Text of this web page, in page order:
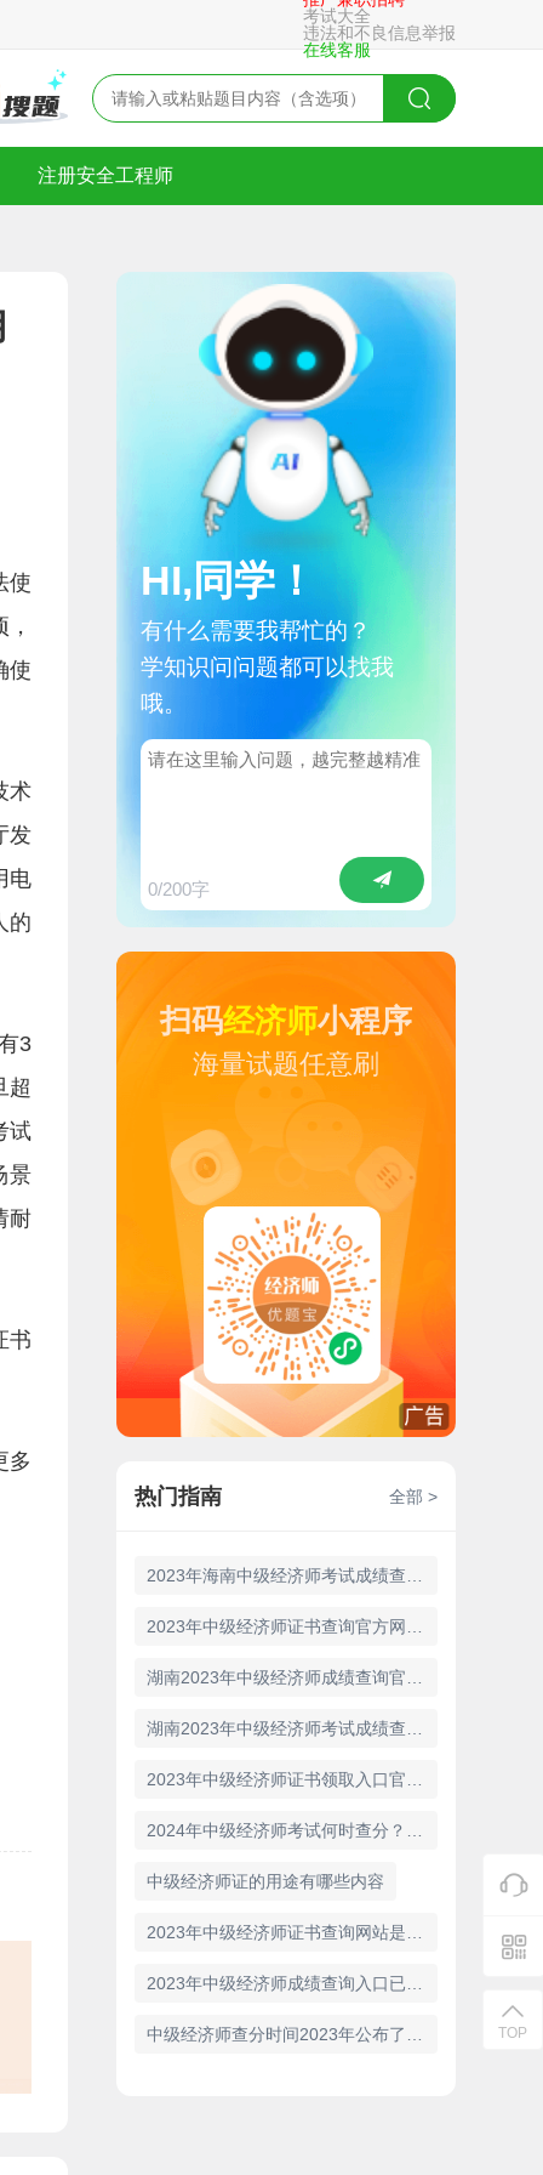
考试大全
违法和不良信息举报
在线客服
注册安全工程师
使
使
术
发
电
的
3
超
试
景
耐
书
多
HI,同学！
有什么需要我帮忙的？
学知识问问题都可以找我
哦。
0/200字
扫码经济师小程序
海量试题任意刷
热门指南 全部 >
中级经济师证的用途有哪些内容
TOP